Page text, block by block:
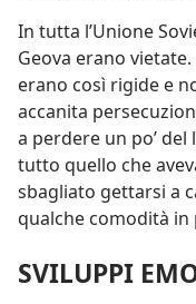
In tutta l’Unione
Geova erano
erano così rigide e
accanita
a perdere un po’
tutto quello che
sbagliato gettarsi a
qualche comodità in
SVILUPPI